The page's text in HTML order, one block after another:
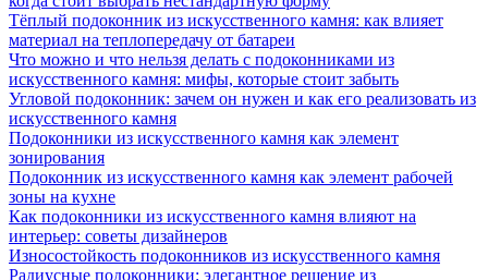
Тёплый подоконник из искусственного камня: как влияет
материал на теплопередачу от батареи
Что можно и что нельзя делать с подоконниками из
искусственного камня: мифы, которые стоит забыть
Угловой подоконник: зачем он нужен и как его реализовать из
искусственного камня
Подоконники из искусственного камня как элемент
зонирования
Подоконник из искусственного камня как элемент рабочей
зоны на кухне
Как подоконники из искусственного камня влияют на
интерьер: советы дизайнеров
Износостойкость подоконников из искусственного камня
Радиусные подоконники: элегантное решение из